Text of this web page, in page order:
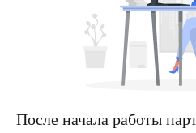
После начала работы